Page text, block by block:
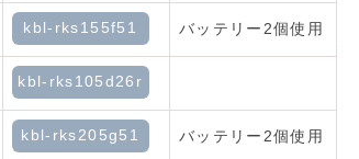
kbl-rks155f51 バッテリー2個使用
kbl-rks105d26r
kbl-rks205g51 バッテリー2個使用